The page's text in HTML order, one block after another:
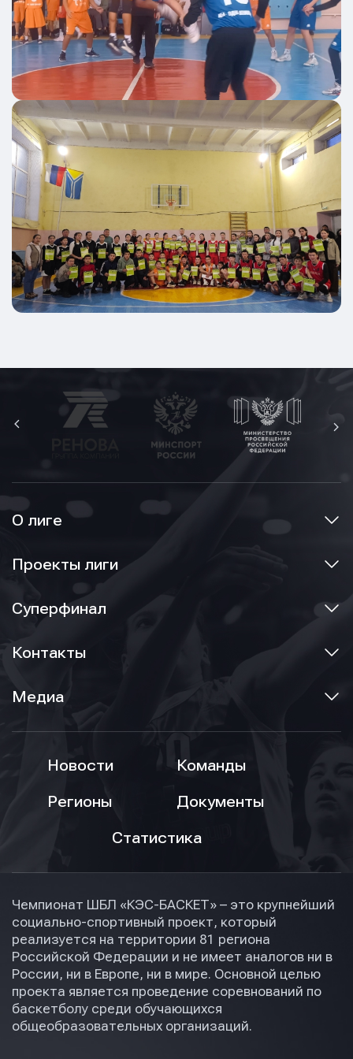
О лиге
Проекты лиги
Суперфинал
Контакты
Медиа
Новости
Команды
Регионы
Документы
Статистика
Чемпионат ШБЛ «КЭС-БАСКЕТ» – это крупнейший
социально-спортивный проект, который
реализуется на территории 81 региона
Российской Федерации и не имеет аналогов ни в
России, ни в Европе, ни в мире. Основной целью
проекта является проведение соревнований по
баскетболу среди обучающихся
общеобразовательных организаций.